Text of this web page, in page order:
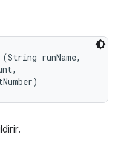
runName,